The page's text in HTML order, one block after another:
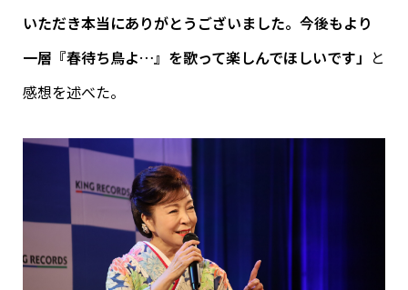
いただき本当にありがとうございました。今後もより
一層『春待ち鳥よ…』を歌って楽しんでほしいです」 と
感想を述べた。